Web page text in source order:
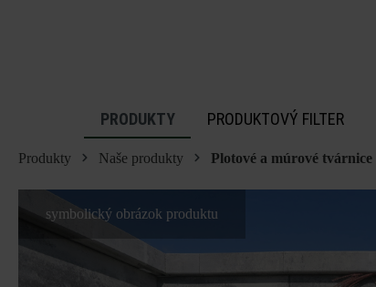
PRODUKTY PRODUKTOVÝ FILTER
Produkty Naše produkty Plotové a múrové tvárnice
symbolický obrázok produktu